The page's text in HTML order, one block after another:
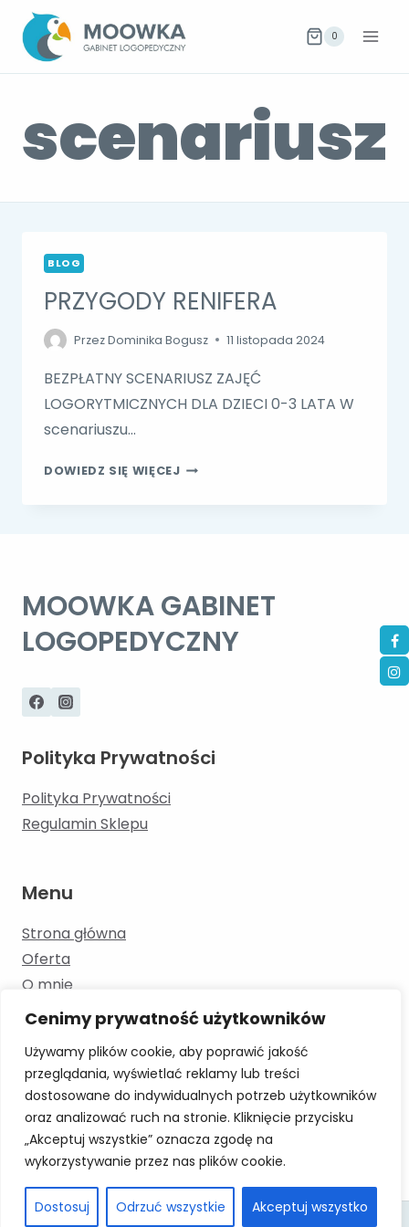
Cenimy prywatność użytkowników
Używamy plików cookie, aby poprawić jakość
przeglądania, wyświetlać reklamy lub treści
dostosowane do indywidualnych potrzeb użytkowników
oraz analizować ruch na stronie. Kliknięcie przycisku
„Akceptuj wszystkie” oznacza zgodę na
wykorzystywanie przez nas plików cookie.
Dostosuj Odrzuć wszystkie Akceptuj wszystko
Przejdź
treści
0
scenariusz
BLOG
PRZYGODY RENIFERA
PrzezDominika Bogusz 11 listopada 2024
BEZPŁATNY SCENARIUSZ ZAJĘĆ
LOGORYTMICZNYCH DLA DZIECI 0-3 LATA W
scenariuszu…
DOWIEDZ SIĘ WIĘCEJPRZYGODY
MOOWKA GABINET
LOGOPEDYCZNY
Polityka Prywatności
Polityka Prywatności
Regulamin Sklepu
Menu
Strona główna
Oferta
O mnie
Kontakt
Skontaktuj się
+48 886 193 353 moowka.logopeda@gmail.com